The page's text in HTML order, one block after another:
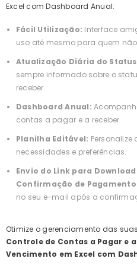
Excel com Dashboard Anual:
Fácil Utilização: Interface
uso até mesmo para quem
Atualização Diária do
sempre informado sobre o
receber.
Dashboard Anual:
contas a pagar e a receber.
Planilha Editável:
necessidades e preferências.
Envio do Link para
Confirmação de
no seu e-mail após a
Otimize o gerenciamento das
Controle de Contas a Pagar e
Vencimento em Excel com